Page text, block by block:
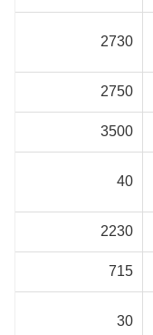
2730
2750
3500
40
2230
715
30